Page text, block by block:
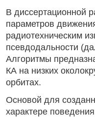
В диссертационной
параметров
радиотехническим
псевдодальности
Алгоритмы
КА на низких
орбитах.
Основой для
характере